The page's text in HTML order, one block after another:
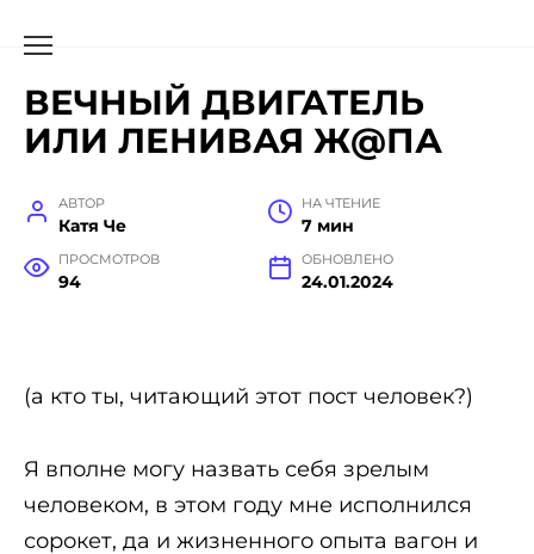
ВЕЧНЫЙ ДВИГАТЕЛЬ
ИЛИ ЛЕНИВАЯ Ж@ПА
АВТОР
Катя Че
НА ЧТЕНИЕ
7 мин
ПРОСМОТРОВ
94
ОБНОВЛЕНО
24.01.2024
(а кто ты, читающий этот пост человек?)
Я вполне могу назвать себя зрелым
человеком, в этом году мне исполнился
сорокет, да и жизненного опыта вагон и